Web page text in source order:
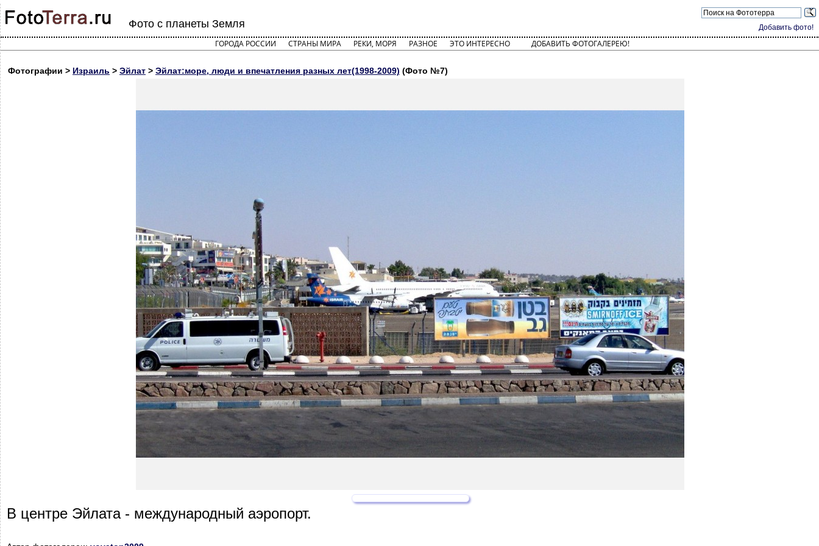
Добавить фото!
Фото с планеты Земля
ГОРОДА РОССИИ СТРАНЫ МИРА РЕКИ, МОРЯ РАЗНОЕ ЭТО ИНТЕРЕСНО ДОБАВИТЬ ФОТОГАЛЕРЕЮ!
Фотографии > Израиль > Эйлат > Эйлат:море, люди и впечатления разных лет(1998-2009) (Фото №7)
В центре Эйлата - международный аэропорт.